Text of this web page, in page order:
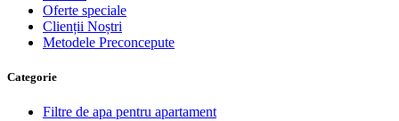
Oferte speciale
Clienții Noștri
Metodele Preconcepute
Сategorie
Filtre de apa pentru apartament